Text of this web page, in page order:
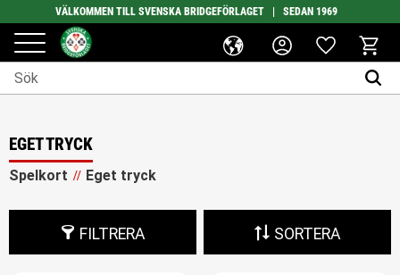
Meny
VÄLKOMMEN TILL SVENSKA BRIDGEFÖRLAGET | SEDAN 1969
Favoriter
EGET TRYCK
Spelkort Eget tryck
FILTRERA SORTERA